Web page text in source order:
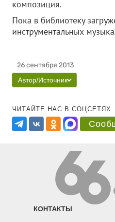
композиция.
Пока в библиотеку
инструментальных
26 сентября 2013
Автор/Источник
ЧИТАЙТЕ НАС В СОЦСЕТЯХ:
КОНТАКТЫ